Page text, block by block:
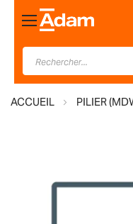
Basculer
la
navigation
ACCUEIL PILIER